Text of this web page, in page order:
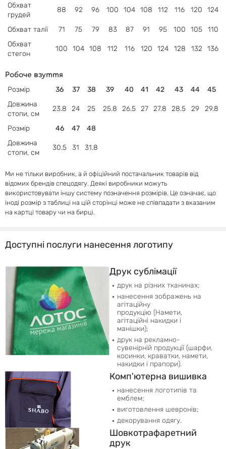
Обхват
грудей
88 92 96 100 104 108 112 116 120 124
Обхват талії 71 75 79 83 87 91 95 100 105
110
Обхват
стегон
100 104 108 112 116 120 124 128 132 136
Робоче взуття
Розмір 36 37 38 39 40 41 42 43 44
45
Довжина
стопи, см
23.8 24 25 25.8 26.5 27 27.8 28.5 29 29.8
Розмір 46 47
48
Довжина
стопи, см
30.5 31 31.8
Ми не тільки виробник, а й офіційний постачальник товарів від
відомих брендів спецодягу. Деякі виробники можуть
використовувати іншу систему позначення розмірів. Це означає, що
іноді розмір з таблиці на цій сторінці може не співпадати з вказаним
на картці товару чи на бирці.
Доступні послуги нанесення логотипу
Друк сублімації
друк на різних тканинах;
нанесення зображень на
агітаційну
продукцію (Намети,
агітаційні накидки і
манішки);
друк на рекламно-
сувенірній продукції (шарфи,
косинки, краватки, намети,
накидки і прапори).
Комп'ютерна вишивка
нанесення логотипів та
емблем;
виготовлення шевронів;
декорування одягу.
Шовкотрафаретний
друк